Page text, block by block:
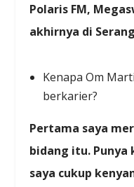
Polaris FM,
akhirnya di
Kenapa Om
berkarier?
Pertama saya
bidang itu. Punya
saya cukup